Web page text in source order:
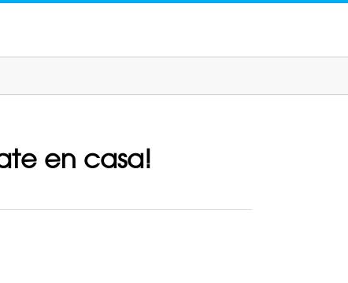
en casa!